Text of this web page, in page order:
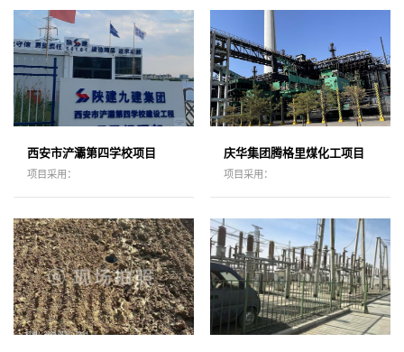
西安市浐灞第四学校项目
项目采用：
庆华集团腾格里煤化工项目
项目采用：